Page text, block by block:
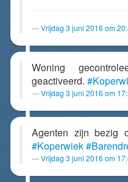
Vrijdag 3 juni 2016 om
Woning
geactiveerd.
Vrijdag 3 juni 2016 om
Agenten zijn bezig
#Koperwiek
Vrijdag 3 juni 2016 om